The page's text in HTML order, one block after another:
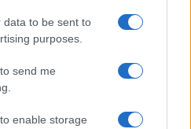
data to be sent to
purposes.
send me
enable storage
ultime news